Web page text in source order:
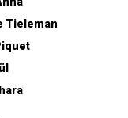
Tieleman